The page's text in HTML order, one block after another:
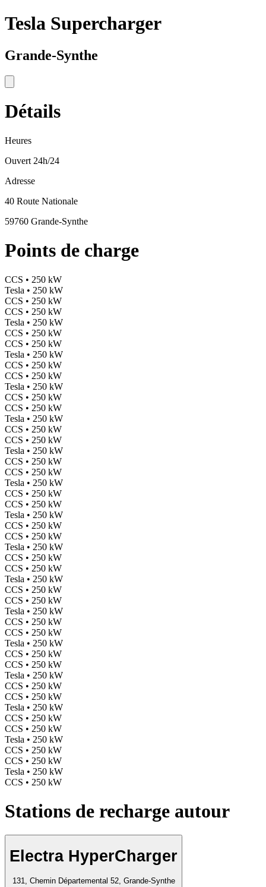
Tesla Supercharger
Grande-Synthe
Détails
Heures
Ouvert 24h/24
Adresse
40 Route Nationale
59760 Grande-Synthe
Points de charge
CCS • 250 kW
Tesla • 250 kW
CCS • 250 kW
CCS • 250 kW
Tesla • 250 kW
CCS • 250 kW
CCS • 250 kW
Tesla • 250 kW
CCS • 250 kW
CCS • 250 kW
Tesla • 250 kW
CCS • 250 kW
CCS • 250 kW
Tesla • 250 kW
CCS • 250 kW
CCS • 250 kW
Tesla • 250 kW
CCS • 250 kW
CCS • 250 kW
Tesla • 250 kW
CCS • 250 kW
CCS • 250 kW
Tesla • 250 kW
CCS • 250 kW
CCS • 250 kW
Tesla • 250 kW
CCS • 250 kW
CCS • 250 kW
Tesla • 250 kW
CCS • 250 kW
CCS • 250 kW
Tesla • 250 kW
CCS • 250 kW
CCS • 250 kW
Tesla • 250 kW
CCS • 250 kW
CCS • 250 kW
Tesla • 250 kW
CCS • 250 kW
CCS • 250 kW
Tesla • 250 kW
CCS • 250 kW
CCS • 250 kW
Tesla • 250 kW
CCS • 250 kW
CCS • 250 kW
Tesla • 250 kW
CCS • 250 kW
Stations de recharge autour
Electra HyperCharger
131, Chemin Départemental 52, Grande-Synthe